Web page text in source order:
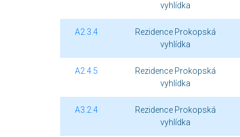
vyhlídka
A2.3.4
Rezidence Prokopská
vyhlídka
A2.4.5
Rezidence Prokopská
vyhlídka
A3.2.4
Rezidence Prokopská
vyhlídka